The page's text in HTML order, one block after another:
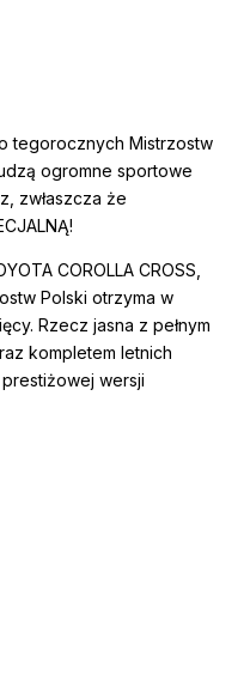
tegorocznych Mistrzostw
ogromne sportowe
zwłaszcza że
COROLLA CROSS,
Polski otrzyma w
Rzecz jasna z pełnym
kompletem letnich
wersji